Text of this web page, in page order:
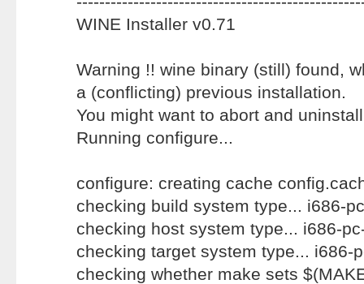
WINE Installer v0.71
Warning !! wine binary (still) found,
a (conflicting) previous installation.
You might want to abort and
Running configure...
configure: creating cache
checking build system type... i686-
checking host system type... i686-
checking target system type... i686-
checking whether make sets